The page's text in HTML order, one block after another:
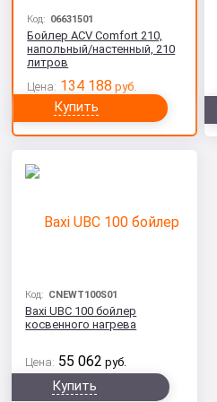
Код: 06631501
Бойлер ACV Comfort 210,
напольный/настенный, 210
литров
Цена: 134 188 руб.
Купить
Код: CNEWT100S01
Baxi UBC 100 бойлер
косвенного нагрева
Цена: 55 062 руб.
Купить